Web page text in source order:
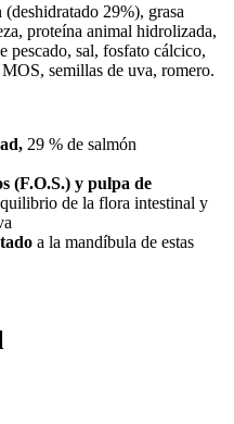
29%), grasa
proteína animal hidrolizada,
pescado, sal, fosfato cálcico,
semillas de uva, romero.
29 % de salmón
(F.O.S.) y pulpa de
de la flora intestinal y
a la mandíbula de estas